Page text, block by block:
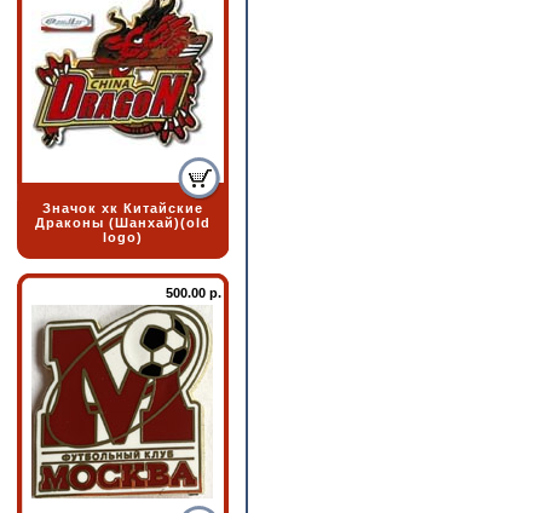
Значок хк Китайские
Драконы (Шанхай)(old
logo)
500.00 р.